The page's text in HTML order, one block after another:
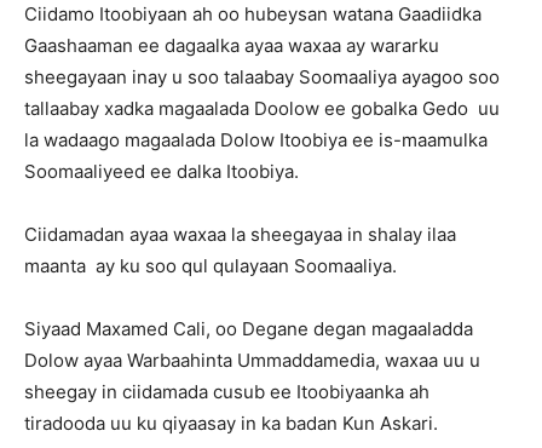
Ciidamo Itoobiyaan ah oo hubeysan watana Gaadiidka
Gaashaaman ee dagaalka ayaa waxaa ay wararku
sheegayaan inay u soo talaabay Soomaaliya ayagoo soo
tallaabay xadka magaalada Doolow ee gobalka Gedo uu
la wadaago magaalada Dolow Itoobiya ee is-maamulka
Soomaaliyeed ee dalka Itoobiya.
Ciidamadan ayaa waxaa la sheegayaa in shalay ilaa
maanta ay ku soo qul qulayaan Soomaaliya.
Siyaad Maxamed Cali, oo Degane degan magaaladda
Dolow ayaa Warbaahinta Ummaddamedia, waxaa uu u
sheegay in ciidamada cusub ee Itoobiyaanka ah
tiradooda uu ku qiyaasay in ka badan Kun Askari.